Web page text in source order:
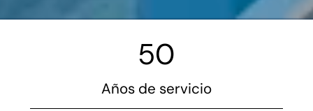
50
Años de servicio